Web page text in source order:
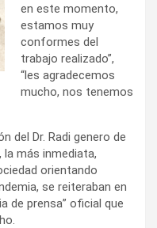
en este momento,
estamos muy
conformes del
trabajo realizado”,
“les agradecemos
mucho, nos tenemos
del Dr. Radi genero de
más inmediata,
orientando
se reiteraban en
de prensa” oficial que